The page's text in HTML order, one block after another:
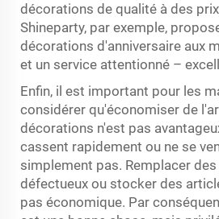
décorations de qualité à des
Shineparty, par exemple,
décorations d'anniversaire aux
et un service attentionné –
Enfin, il est important pour les
considérer qu'économiser de
décorations n'est pas
cassent rapidement ou ne se
simplement pas. Remplacer
défectueux ou stocker des
pas économique. Par